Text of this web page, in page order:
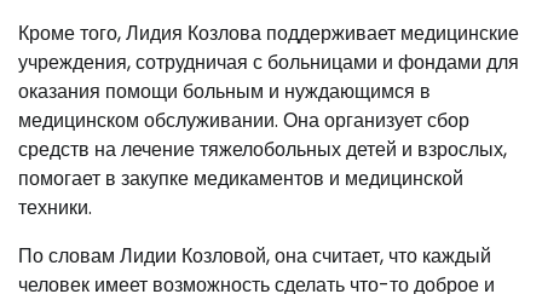
Кроме того, Лидия Козлова поддерживает медицинские
учреждения, сотрудничая с больницами и фондами для
оказания помощи больным и нуждающимся в
медицинском обслуживании. Она организует сбор
средств на лечение тяжелобольных детей и взрослых,
помогает в закупке медикаментов и медицинской
техники.
По словам Лидии Козловой, она считает, что каждый
человек имеет возможность сделать что-то доброе и